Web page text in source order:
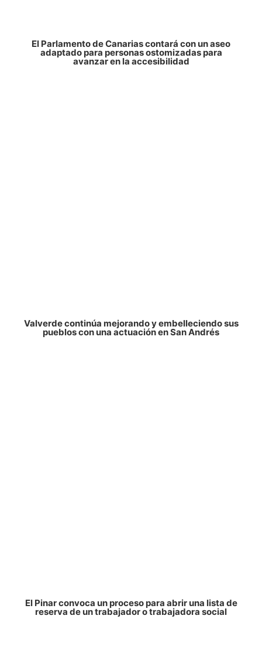
El Parlamento de Canarias contará con un aseo
adaptado para personas ostomizadas para
avanzar en la accesibilidad
Valverde continúa mejorando y embelleciendo sus
pueblos con una actuación en San Andrés
El Pinar convoca un proceso para abrir una lista de
reserva de un trabajador o trabajadora social